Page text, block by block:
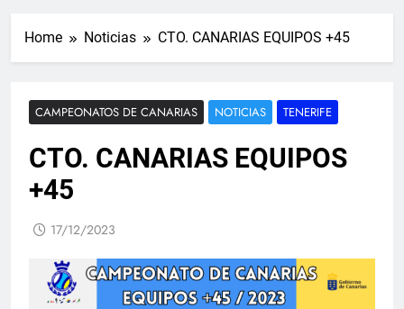
Home Noticias CTO. CANARIAS EQUIPOS +45
CAMPEONATOS DE CANARIAS NOTICIAS TENERIFE
CTO. CANARIAS EQUIPOS
+45
17/12/2023